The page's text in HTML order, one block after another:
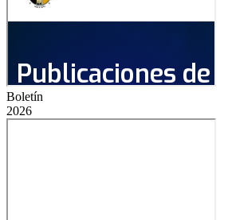
Boletín
2026